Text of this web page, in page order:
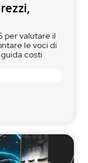
per valutare il
le voci di
costi